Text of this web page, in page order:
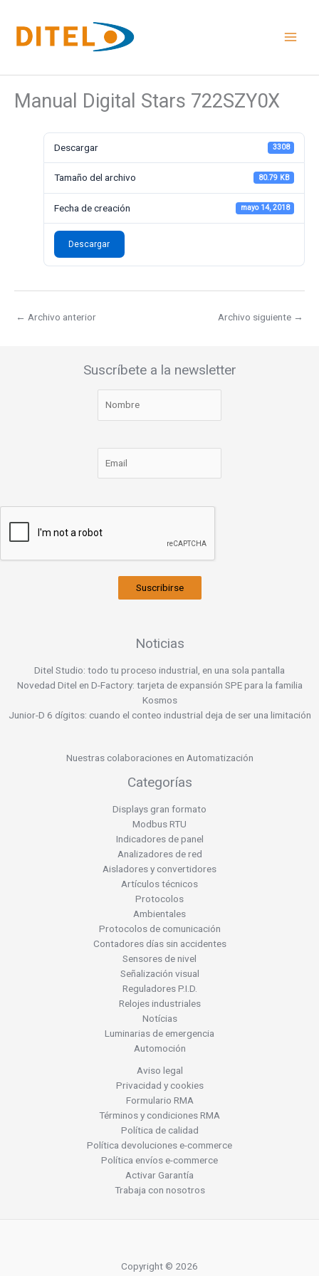
contenido
Manual Digital Stars 722SZY0X
Descargar 3308
Tamaño del archivo 80.79 KB
Fecha de creación mayo 14, 2018
Descargar
← Archivo anterior Archivo siguiente →
Suscríbete a la newsletter
Suscribirse
Noticias
Ditel Studio: todo tu proceso industrial, en una sola pantalla
Novedad Ditel en D-Factory: tarjeta de expansión SPE para la familia
Kosmos
Junior-D 6 dígitos: cuando el conteo industrial deja de ser una limitación
Nuestras colaboraciones en Automatización
Categorías
Displays gran formato
Modbus RTU
Indicadores de panel
Analizadores de red
Aisladores y convertidores
Artículos técnicos
Protocolos
Ambientales
Protocolos de comunicación
Contadores días sin accidentes
Sensores de nivel
Señalización visual
Reguladores P.I.D.
Relojes industriales
Notícias
Luminarias de emergencia
Automoción
Aviso legal
Privacidad y cookies
Formulario RMA
Términos y condiciones RMA
Política de calidad
Política devoluciones e-commerce
Política envíos e-commerce
Activar Garantía
Trabaja con nosotros
Copyright © 2026